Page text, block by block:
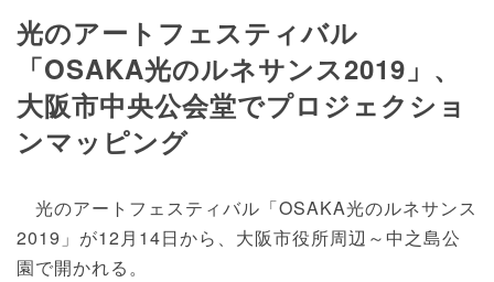
光のアートフェスティバル
「OSAKA光のルネサンス2019」、
大阪市中央公会堂でプロジェクショ
ンマッピング
光のアートフェスティバル「OSAKA光のルネサンス
2019」が12月14日から、大阪市役所周辺～中之島公
園で開かれる。